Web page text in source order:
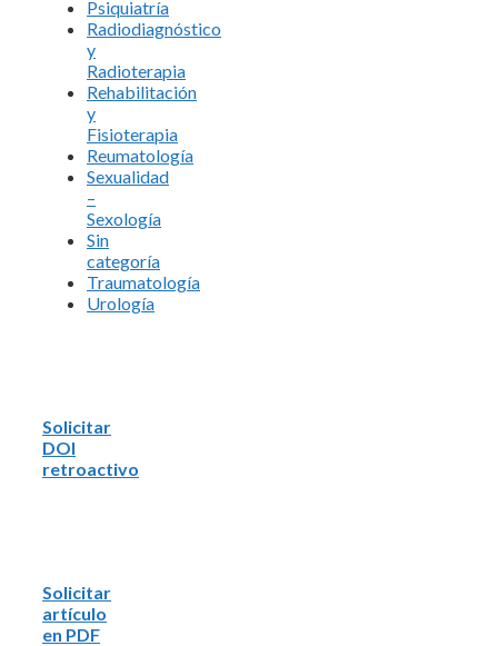
Psiquiatría
Radiodiagnóstico
y
Radioterapia
Rehabilitación
y
Fisioterapia
Reumatología
Sexualidad
–
Sexología
Sin
categoría
Traumatología
Urología
Solicitar
DOI
retroactivo
Solicitar
artículo
en PDF